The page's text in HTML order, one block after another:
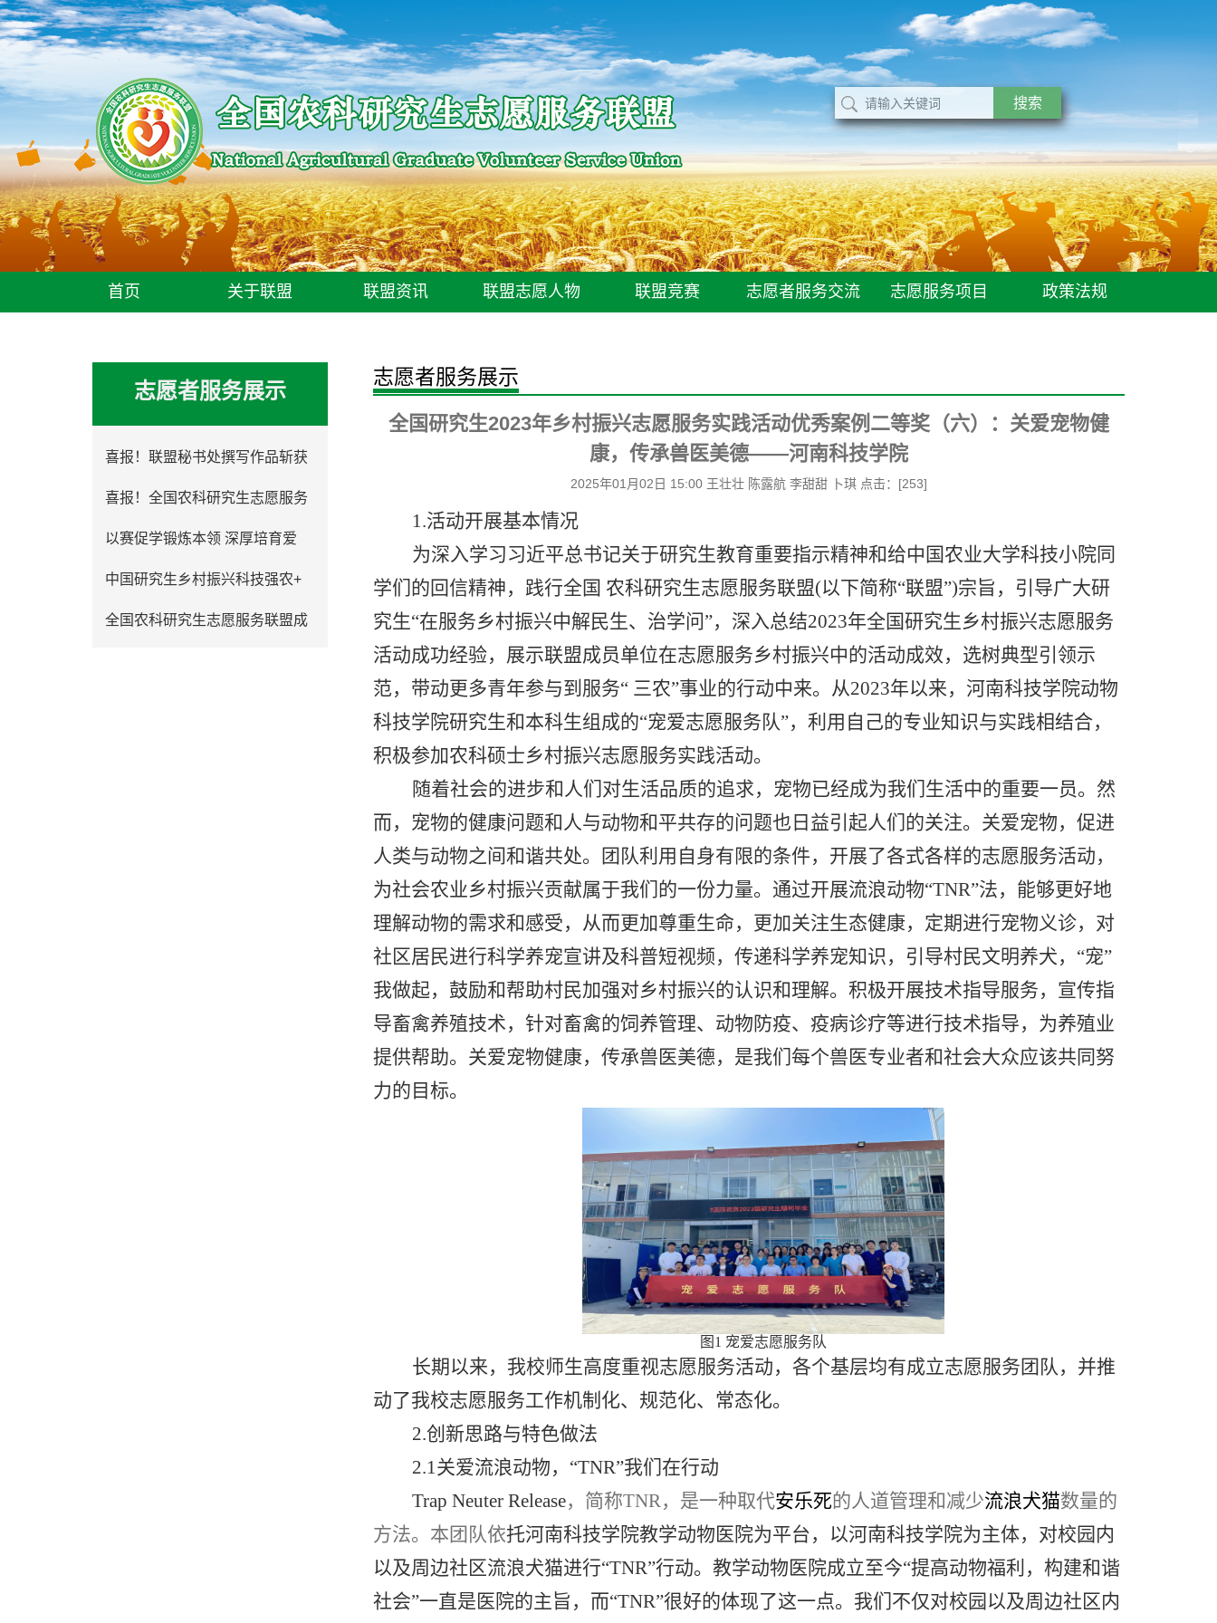
首页 关于联盟 联盟资讯 联盟志愿人物 联盟竞赛 志愿者服务交流 志愿服务项目 政策法规
志愿者服务展示
喜报！联盟秘书处撰写作品斩获
喜报！全国农科研究生志愿服务
以赛促学锻炼本领 深厚培育爱
中国研究生乡村振兴科技强农+
全国农科研究生志愿服务联盟成
志愿者服务展示
全国研究生2023年乡村振兴志愿服务实践活动优秀案例二等奖（六）：关爱宠物健
康，传承兽医美德——河南科技学院
2025年01月02日 15:00 王壮壮 陈露航 李甜甜 卜琪 点击：[253]
1.活动开展基本情况
为深入学习习近平总书记关于研究生教育重要指示精神和给中国农业大学科技小院同
学们的回信精神，践行全国 农科研究生志愿服务联盟(以下简称“联盟”)宗旨，引导广大研
究生“在服务乡村振兴中解民生、 治学问”，深入总结2023年全国研究生乡村振兴志愿服务
活动成功经验，展示联盟成员单位在志愿服务乡村振兴中的活动成效， 选树典型引领示
范，带动更多青年参与到服务“ 三农”事业的行动中来。 从2023年以来，河南科技学院动物
科技学院研究生和本科生组成的“宠爱志愿服务队”，利用自己的专业知识与实践相结合，
积极参加农科硕士乡村振兴志愿服务实践活动。
随着社会的进步和人们对生活品质的追求，宠物已经成为我们生活中的重要一员。然
而，宠物的健康问题和人与动物和平共存的问题也日益引起人们的关注。关爱宠物，促进
人类与动物之间和谐共处。团队利用 自身有限的条件，开展了各式各样的志愿服务活动，
为社会农业乡村振兴贡献属于我们的一份力量。 通过开展流浪动物“TNR”法，能够更好地
理解动物的需求和感受，从而更加尊重生命，更加关注生态健康，定期进行宠物义诊，对
社区居民进行科学养宠宣讲及科普短视频，传递科学养宠知识，引导村民文明养犬，“宠”
我做起，鼓励和帮助村民加强对乡村振兴的认识和理解。积极开展技术指导服务，宣传指
导畜禽养殖技术，针对畜禽的饲养管理、动物防疫、疫病诊疗等进行技术指导，为养殖业
提供帮助。关爱宠物健康，传承兽医美德，是我们每个兽医专业者和社会大众应该共同努
力的目标。
图 1 宠爱志愿服务队
长期以来，我校师生高度重视志愿服务活动，各个基层均有成立志愿服务团队 ，并推
动了我校志愿服务工作机制化、规范化、常态化。
2.创新思路与特色做法
2.1关爱流浪动物，“TNR”我们在行动
Trap Neuter Release，简称TNR，是一种取代安乐死的人道管理和减少流浪犬猫数量的
方法。 本团队依托河南科技学院教学动物医院为平台，以河南科技学院为主体，对校园内
以及周边社区流浪犬猫进行“TNR”行动。教学动物医院成立至今“提高动物福利，构建和谐
社会”一直是医院的主旨，而“TNR”很好的体现了这一点。我们不仅对校园以及周边社区内